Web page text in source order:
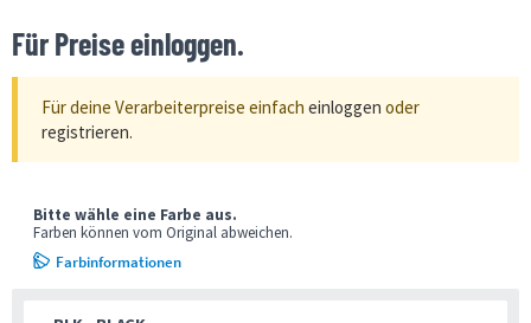
Für Preise einloggen.
Für deine Verarbeiterpreise einfach einloggen oder
registrieren.
Bitte wähle eine Farbe aus.
Farben können vom Original abweichen.
Farbinformationen